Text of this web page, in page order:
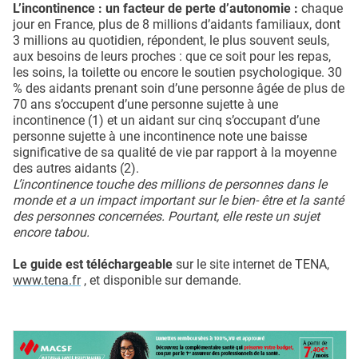
L’incontinence : un facteur de perte d’autonomie : chaque
jour en France, plus de 8 millions d’aidants familiaux, dont
3 millions au quotidien, répondent, le plus souvent seuls,
aux besoins de leurs proches : que ce soit pour les repas,
les soins, la toilette ou encore le soutien psychologique. 30
% des aidants prenant soin d’une personne âgée de plus de
70 ans s’occupent d’une personne sujette à une
incontinence (1) et un aidant sur cinq s’occupant d’une
personne sujette à une incontinence note une baisse
significative de sa qualité de vie par rapport à la moyenne
des autres aidants (2).
L’incontinence touche des millions de personnes dans le
monde et a un impact important sur le bien- être et la santé
des personnes concernées. Pourtant, elle reste un sujet
encore tabou.
Le guide est téléchargeable sur le site internet de TENA,
www.tena.fr, et disponible sur demande.